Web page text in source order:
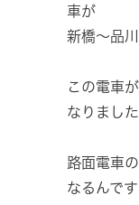
車が
新橋～品
この電車
なりました
路面電車
なるんで